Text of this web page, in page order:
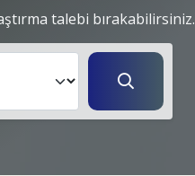
talebi bırakabilirsiniz.